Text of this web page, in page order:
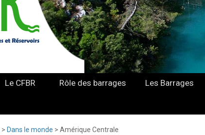
Le CFBR Rôle des barrages Les Barrages
> Dans le monde > Amérique Centrale